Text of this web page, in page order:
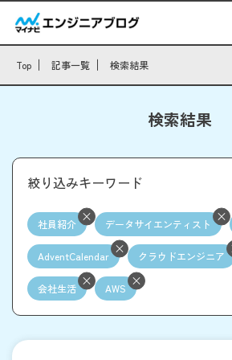
Top 記事一覧 検索結果
検索結果
絞り込みキーワード
社員紹介 データサイエンティスト
AdventCalendar クラウドエンジニア
会社生活 AWS